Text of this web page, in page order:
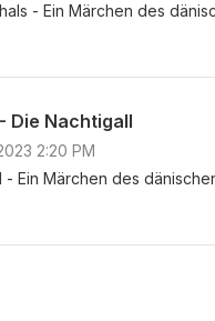
- Ein Märchen des
Die Nachtigall
2:20 PM
- Ein Märchen des